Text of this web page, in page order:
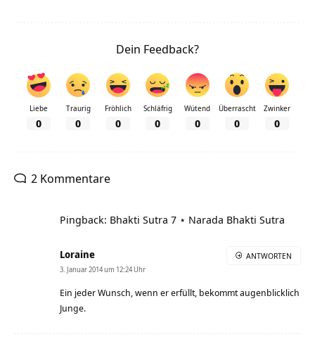
Dein Feedback?
Liebe
0
Traurig
0
Fröhlich
0
Schläfrig
0
Wütend
0
Überrascht
0
Zwinker
0
2 Kommentare
Pingback: Bhakti Sutra 7 ⋆ Narada Bhakti Sutra
Loraine
3. Januar 2014 um 12:24 Uhr
Ein jeder Wunsch, wenn er erfüllt, bekommt augenblicklich
Junge.
ANTWORTEN